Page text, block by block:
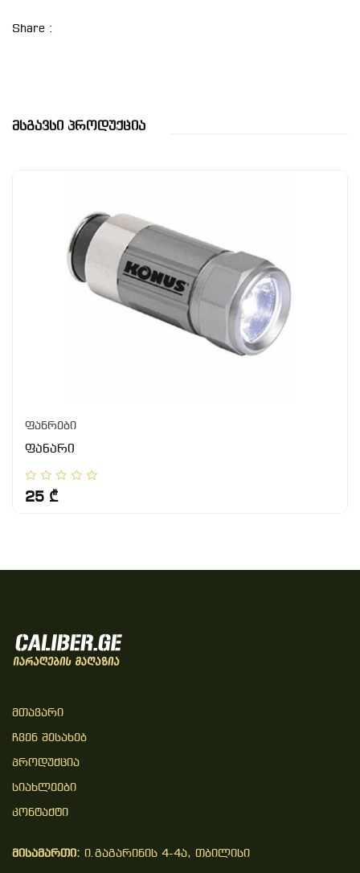
Share :
Მსგავსი Პროდუქცია
ფანრები
ფანარი
25 ₾
Მთავარი
Ჩვენ Შესახებ
Პროდუქცია
Სიახლეები
Კონტაქტი
მისამართი: ი.გაგარინის 4-4ა, თბილისი